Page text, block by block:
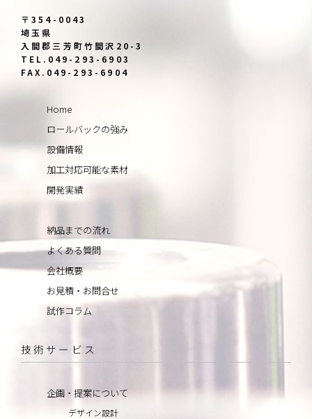
〒354-0043
埼玉県
入間郡三芳町竹間沢20-3
TEL.049-293-6903
FAX.049-293-6904
Home
ロールバックの強み
設備情報
加工対応可能な素材
開発実績
納品までの流れ
よくある質問
会社概要
お見積・お問合せ
試作コラム
技術サービス
企画・提案について
デザイン設計